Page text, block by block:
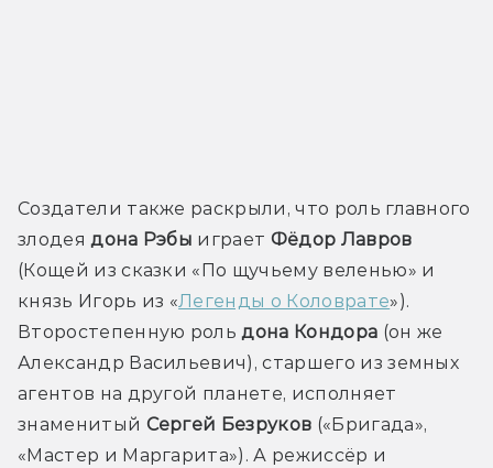
Создатели также раскрыли, что роль главного
злодея дона Рэбы играет Фёдор Лавров
(Кощей из сказки «По щучьему веленью» и
князь Игорь из «Легенды о Коловрате»).
Второстепенную роль дона Кондора
Александр Васильевич), старшего из земных
агентов на другой планете, исполняет
знаменитый Сергей Безруков («Бригада»,
«Мастер и Маргарита»). А режиссёр и